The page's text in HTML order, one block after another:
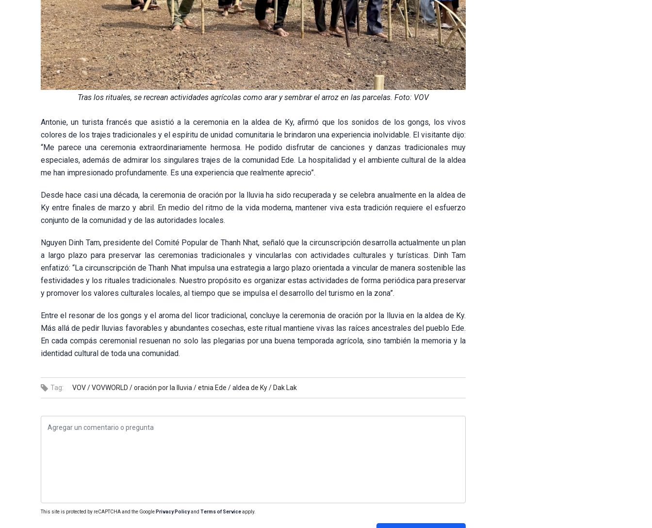
Tras los rituales, se recrean actividades agrícolas como arar y sembrar el arroz en las parcelas. Foto: VOV
Antonie, un turista francés que asistió a la ceremonia en la aldea de Ky, afirmó que los sonidos de los gongs, los vivos
colores de los trajes tradicionales y el espíritu de unidad comunitaria le brindaron una experiencia inolvidable. El visitante dijo:
“Me parece una ceremonia extraordinariamente hermosa. He podido disfrutar de canciones y danzas tradicionales muy
especiales, además de admirar los singulares trajes de la comunidad Ede. La hospitalidad y el ambiente cultural de la aldea
me han impresionado profundamente. Es una experiencia que realmente aprecio”.
Desde hace casi una década, la ceremonia de oración por la lluvia ha sido recuperada y se celebra anualmente en la aldea de
Ky entre finales de marzo y abril. En medio del ritmo de la vida moderna, mantener viva esta tradición requiere el esfuerzo
conjunto de la comunidad y de las autoridades locales.
Nguyen Dinh Tam, presidente del Comité Popular de Thanh Nhat, señaló que la circunscripción desarrolla actualmente un plan
a largo plazo para preservar las ceremonias tradicionales y vincularlas con actividades culturales y turísticas. Dinh Tam
enfatizó: “La circunscripción de Thanh Nhat impulsa una estrategia a largo plazo orientada a vincular de manera sostenible las
festividades y los rituales tradicionales. Nuestro propósito es organizar estas actividades de forma periódica para preservar
y promover los valores culturales locales, al tiempo que se impulsa el desarrollo del turismo en la zona”.
Entre el resonar de los gongs y el aroma del licor tradicional, concluye la ceremonia de oración por la lluvia en la aldea de Ky.
Más allá de pedir lluvias favorables y abundantes cosechas, este ritual mantiene vivas las raíces ancestrales del pueblo Ede.
En cada compás ceremonial resuenan no solo las plegarias por una buena temporada agrícola, sino también la memoria y la
identidad cultural de toda una comunidad.
Tag: VOV /VOVWORLD /oración por la lluvia /etnia Ede /aldea de Ky /Dak Lak
This site is protected by reCAPTCHA and the Google Privacy Policyand Terms of Serviceapply.